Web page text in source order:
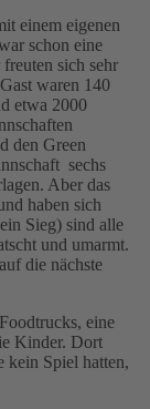
einem eigenen
schon eine
sich sehr
waren 140
etwa 2000
den Green
sechs
Aber das
haben sich
Sieg) sind alle
und umarmt.
die nächste
eine
Kinder. Dort
kein Spiel hatten,